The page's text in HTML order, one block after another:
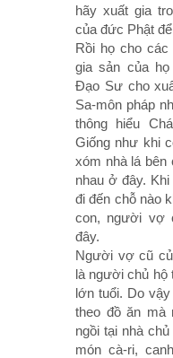
hãy xuất gia
của đức Phật
Rồi họ cho
gia sản của
Ðạo Sư cho
Sa-môn pháp
thông hiểu
Giống như khi
xóm nhà lá bên
nhau ở đây.
đi đến chỗ nào
con, người vợ
đây.
Người vợ cũ
là người chủ hộ
lớn tuổi. Do
theo đồ ăn mà
ngồi tại nhà
món cà-ri,